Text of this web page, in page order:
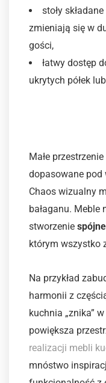
stoły
zmieniają się w
gości,
łatwy dostęp
ukrytych półek
Małe
dopasowane pod
Chaos wizualny
bałaganu.
stworzenie
którym wszystko
Na przykład
harmonii z
kuchnia „znika”
powiększa
realizacji mebli
mnóstwo